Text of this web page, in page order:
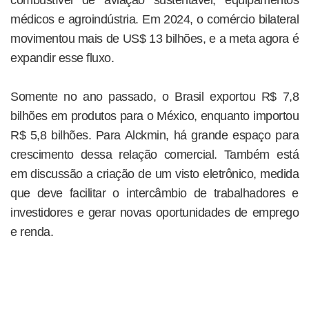
médicos e agroindústria. Em 2024, o comércio bilateral
movimentou mais de US$ 13 bilhões, e a meta agora é
expandir esse fluxo.
Somente no ano passado, o Brasil exportou R$ 7,8
bilhões em produtos para o México, enquanto importou
R$ 5,8 bilhões. Para Alckmin, há grande espaço para
crescimento dessa relação comercial. Também está
em discussão a criação de um visto eletrônico, medida
que deve facilitar o intercâmbio de trabalhadores e
investidores e gerar novas oportunidades de emprego
e renda.